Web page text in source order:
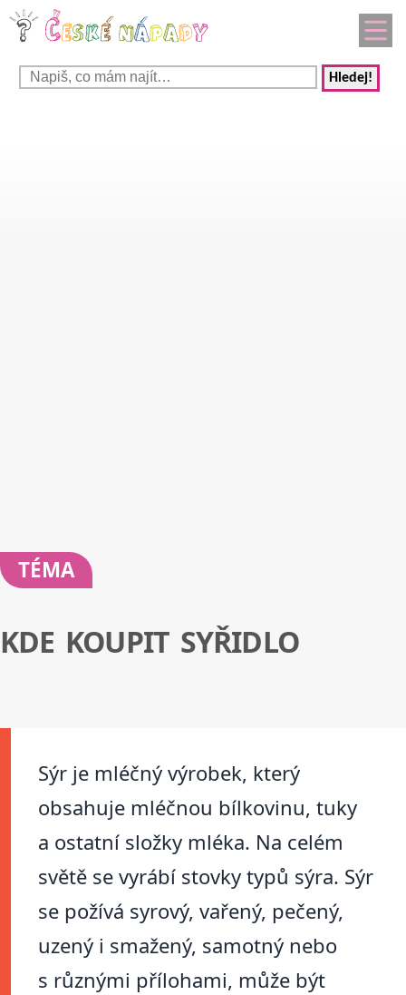
Hledej!
TÉMA
KDE KOUPIT SYŘIDLO
Sýr je mléčný výrobek, který
obsahuje mléčnou bílkovinu, tuky
a ostatní složky mléka. Na celém
světě se vyrábí stovky typů sýra. Sýr
se požívá syrový, vařený, pečený,
uzený i smažený, samotný nebo
s různými přílohami, může být